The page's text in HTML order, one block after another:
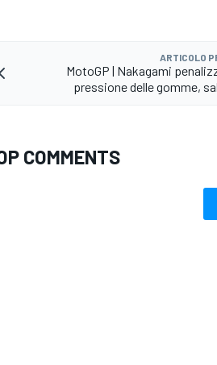
ARTICOLO
MotoGP | Nakagami
pressione delle gomme,
COMMENTS